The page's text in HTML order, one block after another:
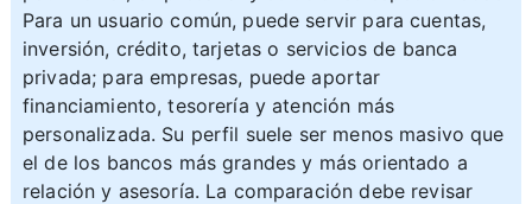
Para un usuario común, puede servir para cuentas,
inversión, crédito, tarjetas o servicios de banca
privada; para empresas, puede aportar
financiamiento, tesorería y atención más
personalizada. Su perfil suele ser menos masivo que
el de los bancos más grandes y más orientado a
relación y asesoría. La comparación debe revisar